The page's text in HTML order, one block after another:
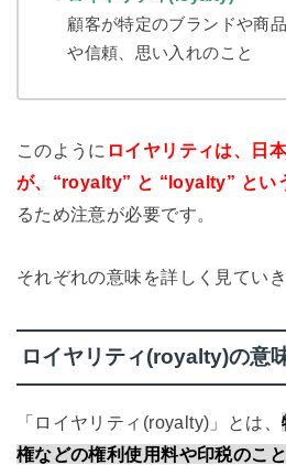
顧客が特定のブランドや商
や信頼、思い入れのこと
このように ロイヤリティは、日
が、“royalty” と “loyalty” とい
るため注意が必要です。
それぞれの意味を詳しく見ていき
ロイヤリティ(royalty)の意
「ロイヤリティ(royalty)」とは、
権などの権利使用料や印税のこと